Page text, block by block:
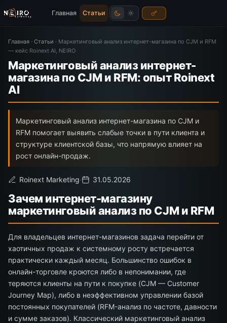
Главная Статьи
Главная · Статьи · Маркетинговый анализ интернет-магазина по CJM и RFM
— кейс Roinext AI, NEIRO
Маркетинговый анализ интернет-
магазина по CJM и RFM: опыт Roinext
AI
Маркетинговый анализ интернет-магазина по CJM и
RFM помогает выявить слабые точки в пути клиента и
структуре клиентской базы, что напрямую влияет на
рост онлайн-продаж.
Roinext Marketing· 31.05.2026
Зачем интернет-магазину
маркетинговый анализ по CJM и RFM
Для владельцев интернет-магазинов задача перейти от
хаотичных продаж к системному росту встречается
практически каждый месяц. Большинство ошибок в
онлайн-торговле кроются либо в непонимании, где
теряются клиенты на пути к покупке (CJM — Customer
Journey Map), либо в неэффективном управлении базой
постоянных покупателей (RFM-анализ по частоте, давности
и сумме заказов). Классический маркетинговый анализ